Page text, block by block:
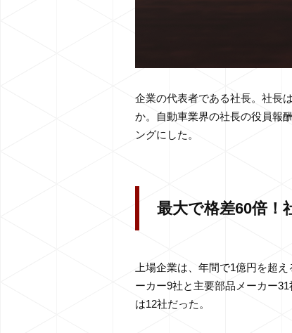
企業の代表者である社長。社長
か。自動車業界の社長の役員報
ングにした。
最大で格差60倍！
上場企業は、年間で1億円を超
ーカー9社と主要部品メーカー
は12社だった。